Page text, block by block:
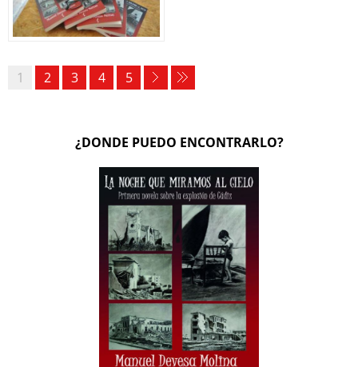
1 2 3 4 5
¿DONDE PUEDO ENCONTRARLO?